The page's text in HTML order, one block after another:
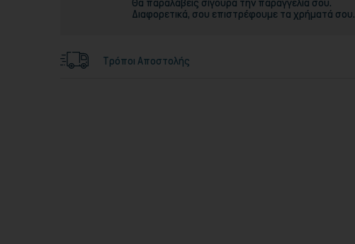
Θα παραλάβεις σίγουρα την παραγγελία σου.
Διαφορετικά, σου επιστρέφουμε τα χρήματά σου.
Τρόποι Αποστολής